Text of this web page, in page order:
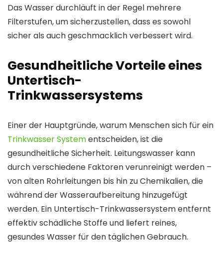
Das Wasser durchläuft in der Regel mehrere
Filterstufen, um sicherzustellen, dass es sowohl
sicher als auch geschmacklich verbessert wird.
Gesundheitliche Vorteile eines
Untertisch-
Trinkwassersystems
Einer der Hauptgründe, warum Menschen sich für ein
Trinkwasser Systementscheiden, ist die
gesundheitliche Sicherheit. Leitungswasser kann
durch verschiedene Faktoren verunreinigt werden –
von alten Rohrleitungen bis hin zu Chemikalien, die
während der Wasseraufbereitung hinzugefügt
werden. Ein Untertisch-Trinkwassersystem entfernt
effektiv schädliche Stoffe und liefert reines,
gesundes Wasser für den täglichen Gebrauch.